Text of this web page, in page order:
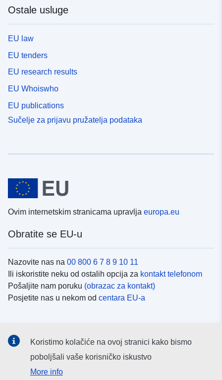
Ostale usluge
EU law
EU tenders
EU research results
EU Whoiswho
EU publications
Sučelje za prijavu pružatelja podataka
Ovim internetskim stranicama upravlja europa.eu
Obratite se EU-u
Nazovite nas na 00 800 6 7 8 9 10 11
Ili iskoristite neku od ostalih opcija za kontakt telefonom
Pošaljite nam poruku (obrazac za kontakt)
Posjetite nas u nekom od centara EU-a
Potražite kanale EU-a nadruštvenim mrežama
Koristimo kolačiće na ovoj stranici kako bismo
poboljšali vaše korisničko iskustvo
More info